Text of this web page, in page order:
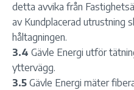
detta avvika från
av Kundplacerad utrustning
håltagningen.
3.4 Gävle Energi utför
yttervägg.
3.5 Gävle Energi mäter